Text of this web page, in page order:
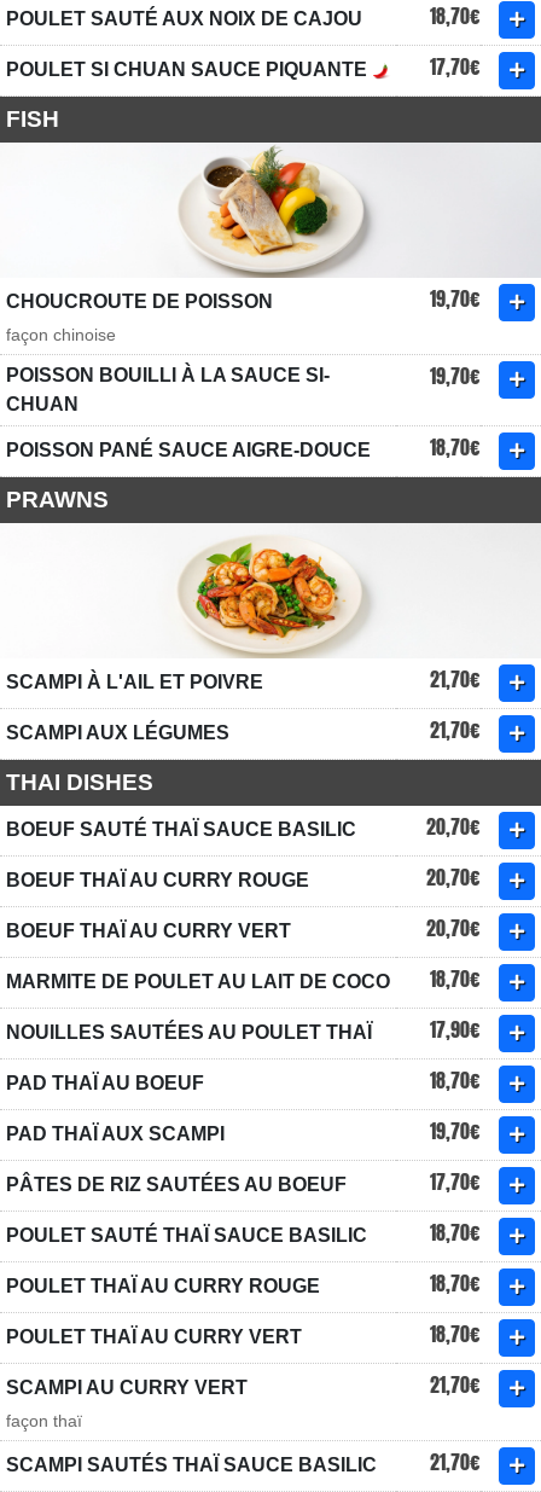
POULET SAUTÉ AUX NOIX DE CAJOU 18,70€
POULET SI CHUAN SAUCE PIQUANTE 17,70€
FISH
CHOUCROUTE DE POISSON 19,70€
façon chinoise
POISSON BOUILLI À LA SAUCE SI-
CHUAN
19,70€
POISSON PANÉ SAUCE AIGRE-DOUCE 18,70€
PRAWNS
SCAMPI À L'AIL ET POIVRE 21,70€
SCAMPI AUX LÉGUMES 21,70€
THAI DISHES
BOEUF SAUTÉ THAÏ SAUCE BASILIC 20,70€
BOEUF THAÏ AU CURRY ROUGE 20,70€
BOEUF THAÏ AU CURRY VERT 20,70€
MARMITE DE POULET AU LAIT DE COCO 18,70€
NOUILLES SAUTÉES AU POULET THAÏ 17,90€
PAD THAÏ AU BOEUF 18,70€
PAD THAÏ AUX SCAMPI 19,70€
PÂTES DE RIZ SAUTÉES AU BOEUF 17,70€
POULET SAUTÉ THAÏ SAUCE BASILIC 18,70€
POULET THAÏ AU CURRY ROUGE 18,70€
POULET THAÏ AU CURRY VERT 18,70€
SCAMPI AU CURRY VERT 21,70€
façon thaï
SCAMPI SAUTÉS THAÏ SAUCE BASILIC 21,70€